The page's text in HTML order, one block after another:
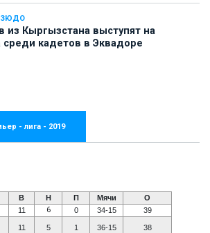
Кыргызстана выступят на
кадетов в Эквадоре
- лига - 2019
В Н П Мячи
О
11 6 0 34-15 39
11 5 1 36-15 38